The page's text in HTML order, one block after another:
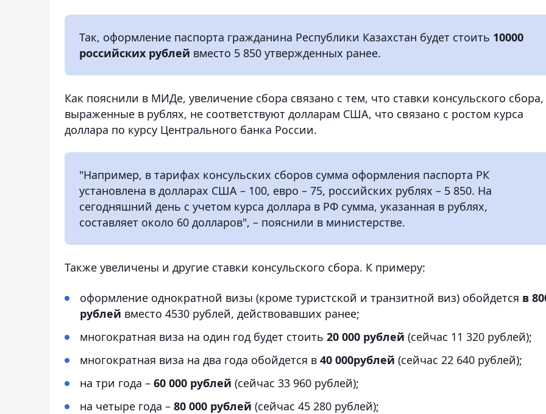
Так, оформление паспорта гражданина Республики Казахстан будет стоить 10000
российских рублей вместо 5 850 утвержденных ранее.
Как пояснили в МИДе, увеличение сбора связано с тем, что ставки консульского сбора,
выраженные в рублях, не соответствуют долларам США, что связано с ростом курса
доллара по курсу Центрального банка России.
"Например, в тарифах консульских сборов сумма оформления паспорта РК
установлена в долларах США – 100, евро – 75, российских рублях – 5 850. На
сегодняшний день с учетом курса доллара в РФ сумма, указанная в рублях,
составляет около 60 долларов", – пояснили в министерстве.
Также увеличены и другие ставки консульского сбора. К примеру:
оформление однократной визы (кроме туристской и транзитной виз) обойдется в
рублей вместо 4530 рублей, действовавших ранее;
многократная виза на один год будет стоить 20 000 рублей (сейчас 11 320 рублей);
многократная виза на два года обойдется в 40 000рублей (сейчас 22 640 рублей);
на три года – 60 000 рублей (сейчас 33 960 рублей);
на четыре года – 80 000 рублей (сейчас 45 280 рублей);